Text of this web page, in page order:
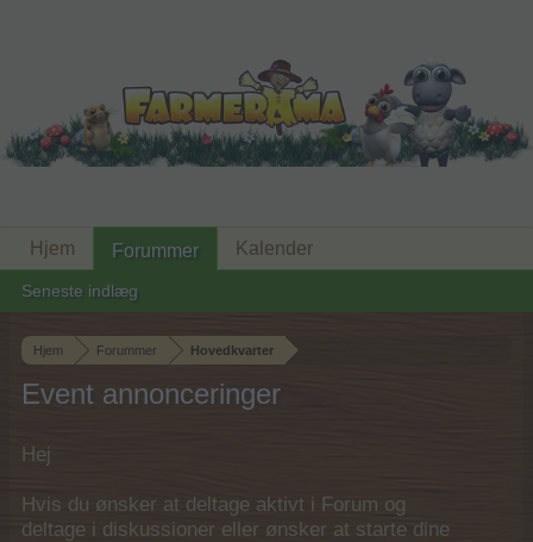
Hjem Forummer Hovedkvarter
Event annonceringer
Hej
Hvis du ønsker at deltage aktivt i Forum og
deltage i diskussioner eller ønsker at starte dine
Hjem Forummer
Seneste indlæg
Kalender